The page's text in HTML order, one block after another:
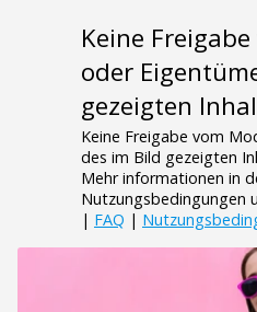
Keine
oder
gezeigten
Keine Freigabe vom
des im Bild gezeigten
Mehr informationen in
Nutzungsbedingungen
| FAQ |